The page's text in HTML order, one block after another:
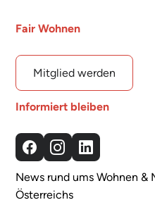
Fair Wohnen
Mitglied werden
Informiert bleiben
Facebook
Instagram
LinkedIn
News rund ums Wohnen
Österreichs